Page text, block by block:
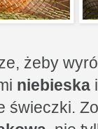
żeby
niebieska
świeczki.